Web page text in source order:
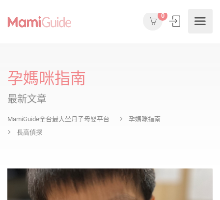
0
孕媽咪指南
最新文章
MamiGuide全台最大坐月子母嬰平台
孕媽咪指南
長高偵探